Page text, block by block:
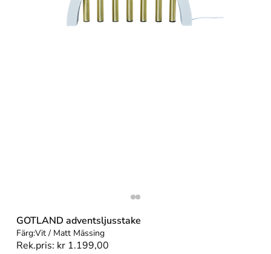
GOTLAND adventsljusstake
Färg:Vit / Matt Mässing
Rek.pris: kr 1.199,00